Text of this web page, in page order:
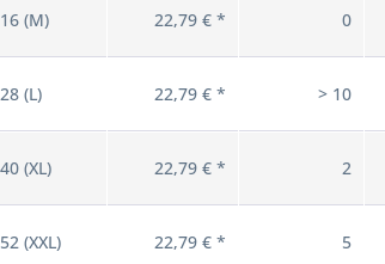
(M) 22,79 € * 0
(L) 22,79 € * > 10
(XL) 22,79 € * 2
(XXL) 22,79 € * 5